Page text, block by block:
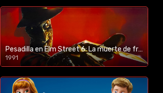
Pesadilla en Elm Street 6: La muerte de freddy (1991) [BR-RIP] [HD-1080p]
1991